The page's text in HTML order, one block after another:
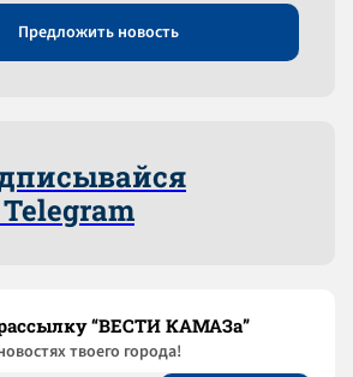
Предложить новость
“ВЕСТИ КАМАЗа”
твоего города!